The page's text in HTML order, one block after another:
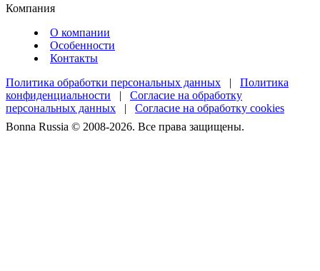
Компания
О компании
Особенности
Контакты
Политика обработки персональных данных | Политика
конфиденциальности | Согласие на обработку
персональных данных | Согласие на обработку cookies
Bonna Russia © 2008-2026. Все права защищены.